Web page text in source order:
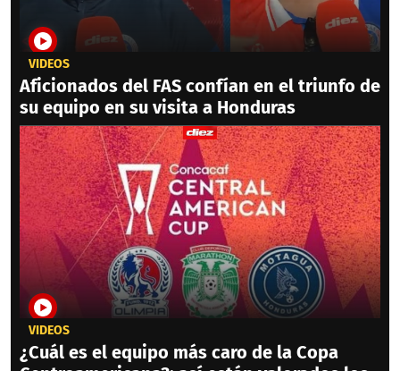
VIDEOS
Aficionados del FAS confían en el triunfo de
su equipo en su visita a Honduras
VIDEOS
¿Cuál es el equipo más caro de la Copa